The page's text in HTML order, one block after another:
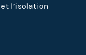
l’isolation